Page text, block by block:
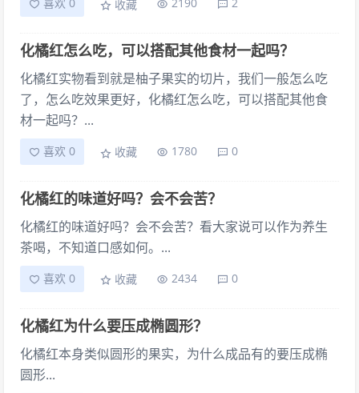
收藏
化橘红怎么吃，可以搭配其他食材一起吗？
化橘红实物看到就是柚子果实的切片，我们一般怎么吃
了，怎么吃效果更好，化橘红怎么吃，可以搭配其他食
材一起吗？...
喜欢 0 收藏 1780 0
化橘红的味道好吗？会不会苦？
化橘红的味道好吗？会不会苦？看大家说可以作为养生
茶喝，不知道口感如何。...
喜欢 0 收藏 2434 0
化橘红为什么要压成椭圆形？
化橘红本身类似圆形的果实，为什么成品有的要压成椭
圆形...